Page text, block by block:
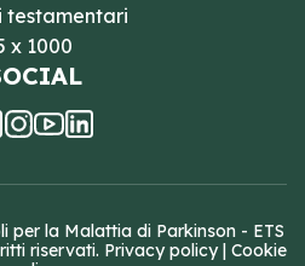
testamentari
x 1000
per la Malattia di Parkinson - ETS
riservati. Privacy policy| Cookie